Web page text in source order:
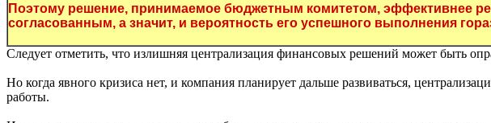
Поэтому решение, принимаемое бюджетным комитетом, эффективнее
согласованным, а значит, и вероятность его успешного выполнения
Следует отметить, что излишняя централизация финансовых решений может быть
Но когда явного кризиса нет, и компания планирует дальше развиваться,
работы.